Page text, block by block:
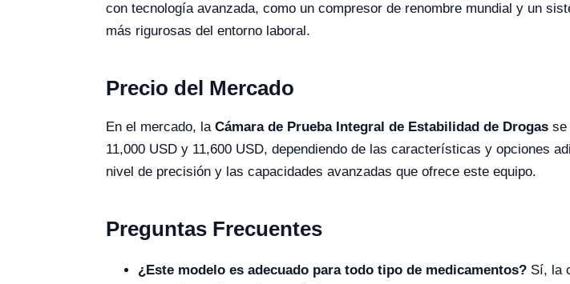
con tecnología avanzada, como un compresor de renombre mundial y un
más rigurosas del entorno laboral.
Precio del Mercado
En el mercado, la Cámara de Prueba Integral de Estabilidad de Drogas se
11,000 USD y 11,600 USD, dependiendo de las características y opciones
nivel de precisión y las capacidades avanzadas que ofrece este equipo.
Preguntas Frecuentes
¿Este modelo es adecuado para todo tipo de medicamentos? Sí, la